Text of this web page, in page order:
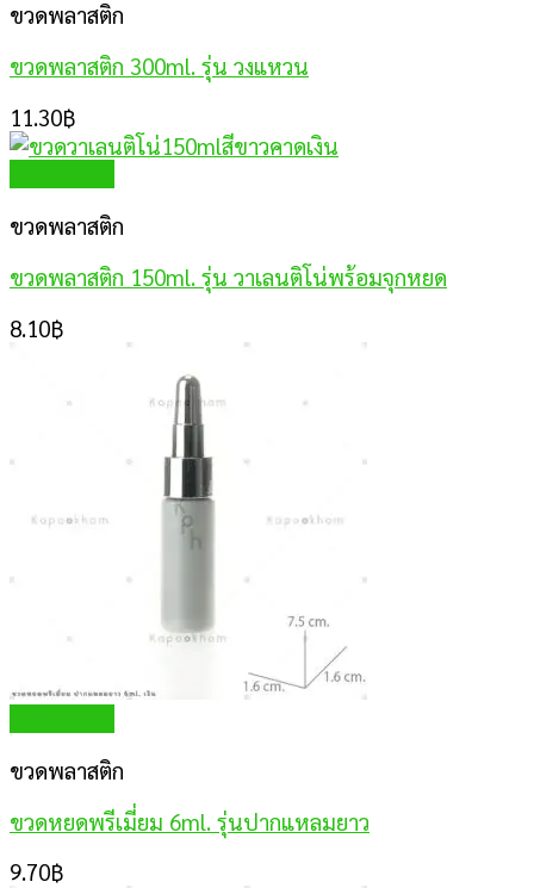
ขวดพลาสติก
ขวดพลาสติก 300ml. รุ่น วงแหวน
11.30฿
ขวดพลาสติก
ขวดพลาสติก 150ml. รุ่น วาเลนติโน่พร้อมจุกหยด
8.10฿
ขวดพลาสติก
ขวดหยดพรีเมี่ยม 6ml. รุ่นปากแหลมยาว
9.70฿